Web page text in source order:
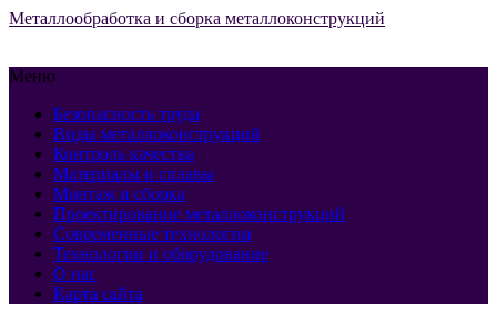
Металлообработка и сборка металлоконструкций
Меню
Безопасность труда
Виды металлоконструкций
Контроль качества
Материалы и сплавы
Монтаж и сборка
Проектирование металлоконструкций
Современные технологии
Технологии и оборудование
О нас
Карта сайта